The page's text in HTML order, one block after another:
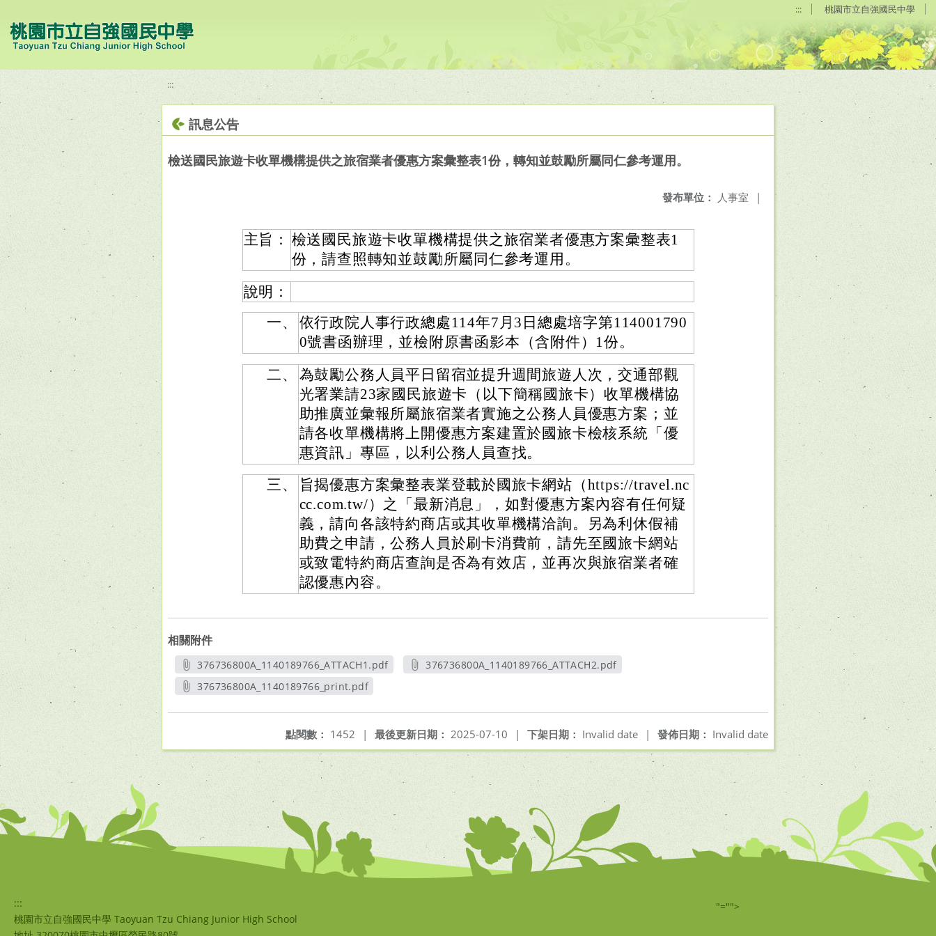
::: 桃園市立自強國民中學
:::
訊息公告
檢送國民旅遊卡收單機構提供之旅宿業者優惠方案彙整表1份，轉知並鼓勵所屬同仁參考運用。
發布單位： 人事室 |
主旨： 檢送國民旅遊卡收單機構提供之旅宿業者優惠方案彙整表1
份，請查照轉知並鼓勵所屬同仁參考運用。
說明：
一、
依行政院人事行政總處114年7月3日總處培字第114001790
0號書函辦理，並檢附原書函影本（含附件）1份。
二、
為鼓勵公務人員平日留宿並提升週間旅遊人次，交通部觀
光署業請23家國民旅遊卡（以下簡稱國旅卡）收單機構協
助推廣並彙報所屬旅宿業者實施之公務人員優惠方案；並
請各收單機構將上開優惠方案建置於國旅卡檢核系統「優
惠資訊」專區，以利公務人員查找。
三、
旨揭優惠方案彙整表業登載於國旅卡網站（https://travel.nc
cc.com.tw/）之「最新消息」，如對優惠方案內容有任何疑
義，請向各該特約商店或其收單機構洽詢。另為利休假補
助費之申請，公務人員於刷卡消費前，請先至國旅卡網站
或致電特約商店查詢是否為有效店，並再次與旅宿業者確
認優惠內容。
相關附件
376736800A_1140189766_ATTACH1.pdf
另開新視窗
376736800A_1140189766_ATTACH2.pdf
376736800A_1140189766_print.pdf
發佈日期： Invalid date
下架日期： Invalid date |
最後更新日期： 2025-07-10 |
點閱數： 1452 |
:::
桃園市立自強國民中學 Taoyuan Tzu Chiang Junior High School
"="">